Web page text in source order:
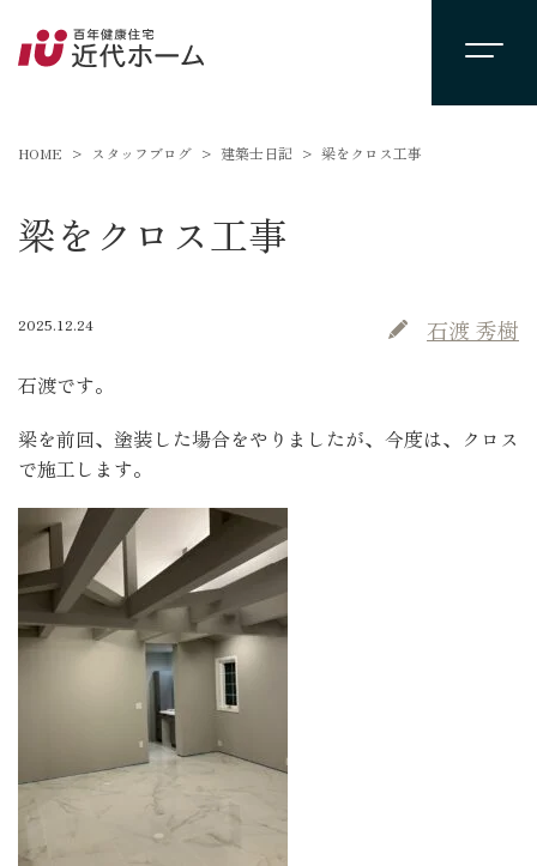
HOME スタッフブログ 建築士日記 梁をクロス工事
梁をクロス工事
2025.12.24 石渡 秀樹
石渡です。
梁を前回、塗装した場合をやりましたが、今度は、クロス
で施工します。